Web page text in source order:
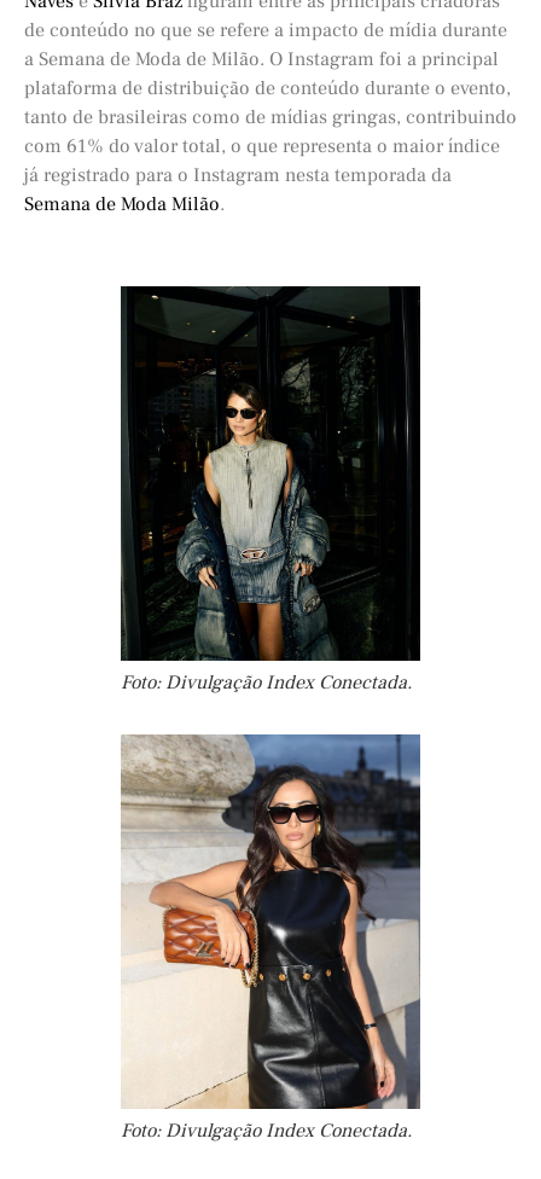
de conteúdo no que se refere a impacto de mídia durante
a Semana de Moda de Milão. O Instagram foi a principal
plataforma de distribuição de conteúdo durante o evento,
tanto de brasileiras como de mídias gringas, contribuindo
com 61% do valor total, o que representa o maior índice
já registrado para o Instagram nesta temporada da
Semana de Moda Milão.
Foto: Divulgação Index Conectada.
Foto: Divulgação Index Conectada.